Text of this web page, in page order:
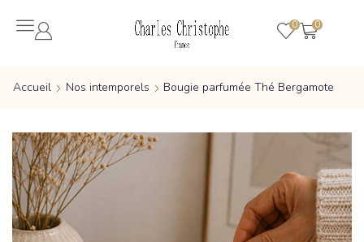
0 0
Accueil Nos intemporels Bougie parfumée Thé Bergamote